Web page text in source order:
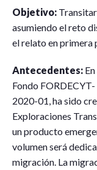
Objetivo:
asumiendo el reto
el relato en primera
Antecedentes:
Fondo
2020-01, ha sido
Exploraciones
un producto
volumen será
migración. La